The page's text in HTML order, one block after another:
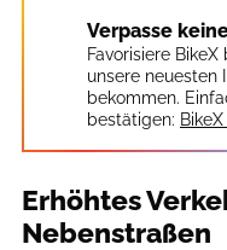
Verpasse
Favorisiere
unsere neuesten
bekommen.
bestätigen:
Erhöhtes
Nebenstraßen